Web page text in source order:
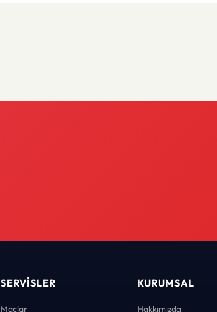
SERVISLER
Maçlar
KURUMSAL
Hakkımızda